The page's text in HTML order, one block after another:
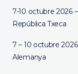
7-10 octubre 2026
República Txeca
7 – 10 octubre
Alemanya